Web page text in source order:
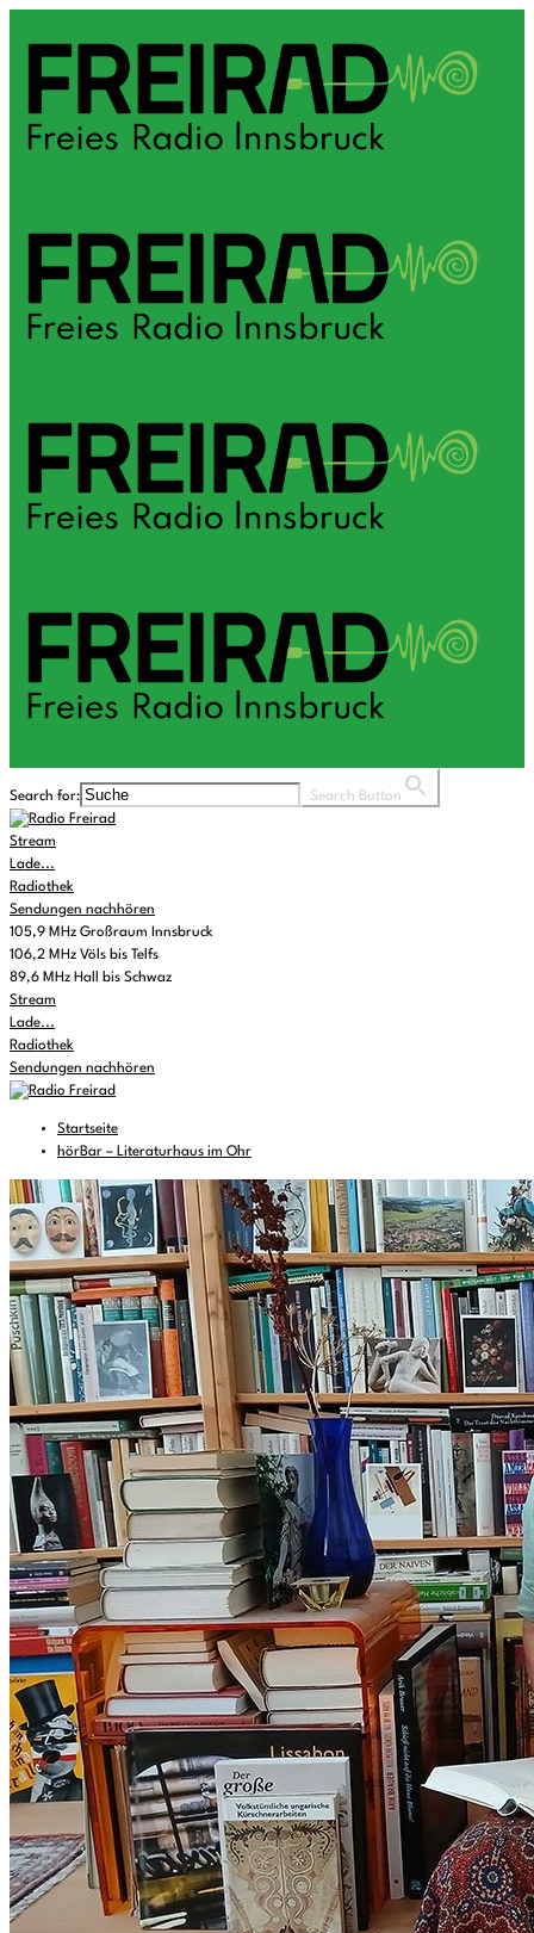
Search for: Search Button
Stream
Lade...
Radiothek
Sendungen nachhören
105,9 MHz Großraum Innsbruck
106,2 MHz Völs bis Telfs
89,6 MHz Hall bis Schwaz
Stream
Lade...
Radiothek
Sendungen nachhören
Startseite
hörBar – Literaturhaus im Ohr